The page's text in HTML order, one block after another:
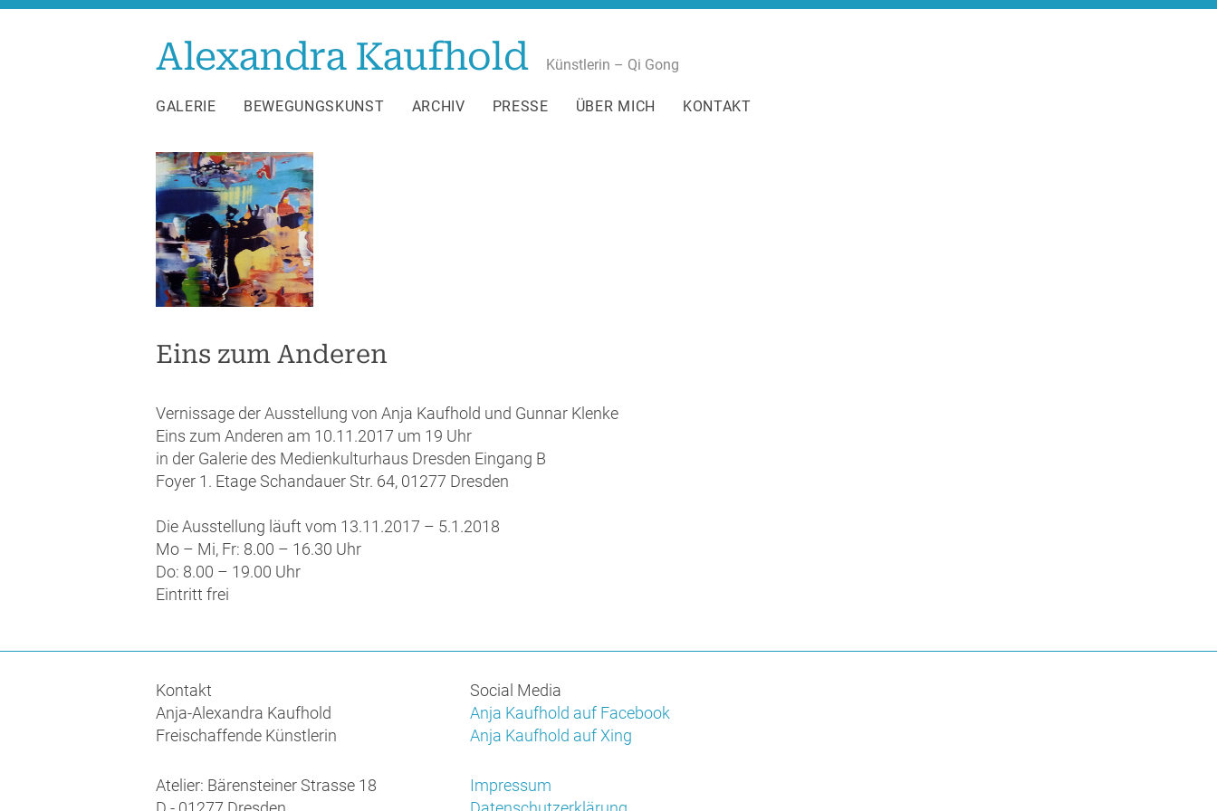
Zum
Alexandra Kaufhold Künstlerin – Qi Gong
GALERIE BEWEGUNGSKUNST ARCHIV PRESSE ÜBER MICH KONTAKT
Eins zum Anderen
Vernissage der Ausstellung von Anja Kaufhold und Gunnar Klenke
Eins zum Anderen am 10.11.2017 um 19 Uhr
in der Galerie des Medienkulturhaus Dresden Eingang B
Foyer 1. Etage Schandauer Str. 64, 01277 Dresden
Die Ausstellung läuft vom 13.11.2017 – 5.1.2018
Mo – Mi, Fr: 8.00 – 16.30 Uhr
Do: 8.00 – 19.00 Uhr
Eintritt frei
Kontakt
Anja-Alexandra Kaufhold
Freischaffende Künstlerin
Atelier: Bärensteiner Strasse 18
Social Media
Anja Kaufhold auf Facebook
Anja Kaufhold auf Xing
Impressum